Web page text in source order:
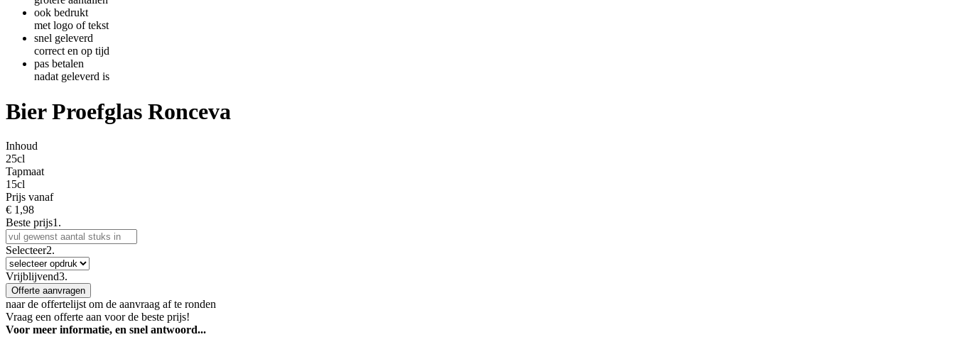
ook bedrukt
met logo of tekst
snel geleverd
correct en op tijd
pas betalen
nadat geleverd is
Bier Proefglas Ronceva
Inhoud
25cl
Tapmaat
15cl
Prijs vanaf
€ 1,98
Beste prijs1.
Selecteer2.
Vrijblijvend3.
Offerte aanvragen
naar de offertelijst om de aanvraag af te ronden
Vraag een offerte aan voor de beste prijs!
Voor meer informatie, en snel antwoord...